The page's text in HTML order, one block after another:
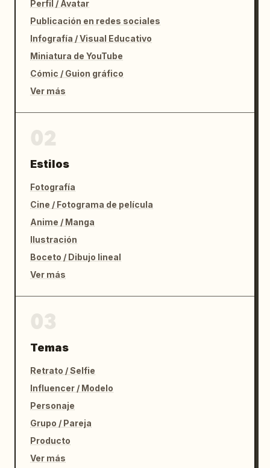
Perfil / Avatar
Publicación en redes sociales
Infografía / Visual Educativo
Miniatura de YouTube
Cómic / Guion gráfico
Ver más
Estilos
Fotografía
Cine / Fotograma de película
Anime / Manga
Ilustración
Boceto / Dibujo lineal
Ver más
Temas
Retrato / Selfie
Influencer / Modelo
Personaje
Grupo / Pareja
Producto
Ver más